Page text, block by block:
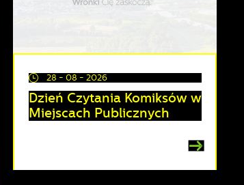
28 - 08 - 2026
Dzień Czytania Komiksów w
Miejscach Publicznych